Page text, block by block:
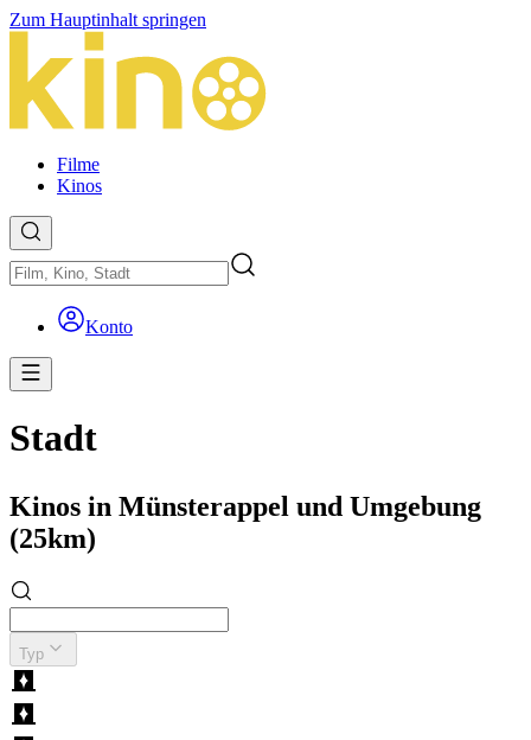
Zum Hauptinhalt springen
Filme
Kinos
Konto
Stadt
Kinos in Münsterappel und Umgebung
(25km)
Typ